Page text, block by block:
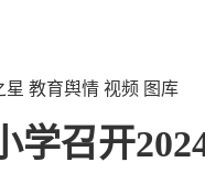
星 教育舆情 视频 图库
召开